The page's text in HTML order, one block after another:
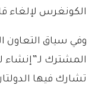
الكونغرس لإلغاء
وفي سياق التعاون
المشترك لـ”إنشاء
تشارك فيها